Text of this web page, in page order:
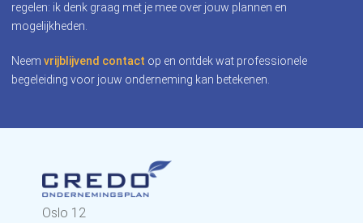
regelen: ik denk graag met je mee over jouw plannen en
mogelijkheden.
Neem vrijblijvend contact op en ontdek wat professionele
begeleiding voor jouw onderneming kan betekenen.
Oslo 12